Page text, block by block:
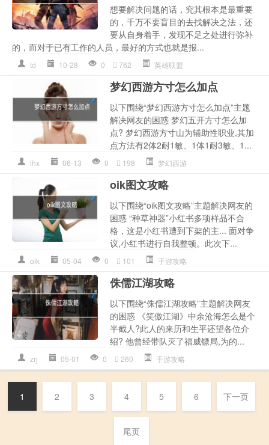
想要解决问题的话，究其根本是最重要
的，千万不要盲目的去找解决之法，还
要从自身着手，发现不足之处进行弥补
的，而对于已有工作的人员，最好的方式也就是报...
td 10-28 0 762 英雄联盟
梦幻西游方寸怎么加点
以下围绕“梦幻西游方寸怎么加点”主题
解决网友的困惑 梦幻五开方寸怎么加
点? 梦幻西游方寸山为辅助性职业,其加
点方法有2体2耐1敏、1体1耐3敏、1...
lhx 06-13 0 198 梦幻西游
oik图文攻略
以下围绕“oik图文攻略”主题解决网友的
困惑 “种草神器”小红书多项样品不合
格，这是小红书遭到下架的主... 面对争
议,小红书进行自我整顿。此次下...
oik 05-04 0 101 手游攻略
侏儒江湖攻略
以下围绕“侏儒江湖攻略”主题解决网友
的困惑 《笑傲江湖》中余沧海怎么是个
半截人?此人的来历和生平还望各位介
绍? 他曾经带队灭了福威镖局,为的...
zrj 05-01 0 260 手游攻略
1 2 3 4 5 6 下一页
尾页